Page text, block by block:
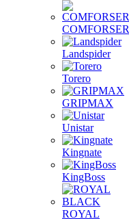
COMFORSER
Landspider
Torero
GRIPMAX
Unistar
Kingnate
KingBoss
ROYAL